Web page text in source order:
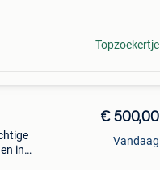
Topzoekertje
in
€ 500,00
Vandaag